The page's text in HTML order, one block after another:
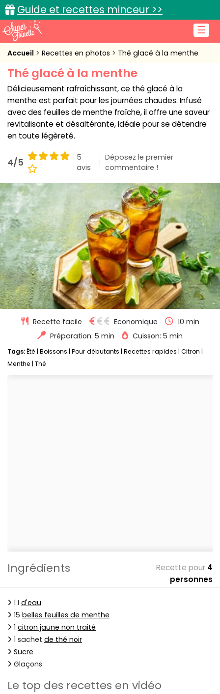
☰
Guide et recettes minceur >>
Accueil
Recettes de cuisine
Cuisine pratique
L'actu cuisine
Connexion
Accueil Recettes en photos Thé glacé à la menthe
Thé glacé à la menthe
Délicieusement rafraîchissant, ce thé glacé à la
menthe est parfait pour les journées chaudes. Infusé
avec des feuilles de menthe fraîche, il offre une saveur
revitalisante et désaltérante, idéale pour se détendre
en toute légèreté.
4/5
5
avis
Déposez le premier
commentaire !
Recette facile Economique
10 min
Préparation: 5 min
Cuisson: 5 min
Tags:Été Boissons Pour débutants Recettes rapides Citron
Menthe Thé
Ingrédients Recette pour 4
personnes
1 l d'eau
15 belles feuilles de menthe
1 citron jaune non traité
1 sachet de thé noir
Sucre
Glaçons
Le top des recettes en vidéo